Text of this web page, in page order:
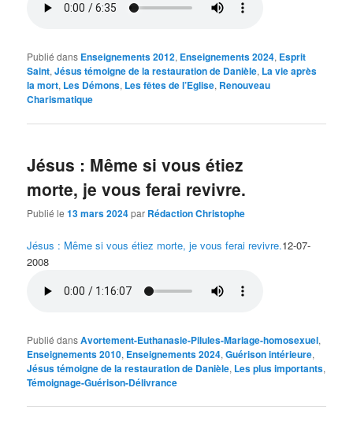
Publié dans Enseignements 2012, Enseignements 2024, Esprit
Saint,Jésus témoigne de la restauration de Danièle, La vie après
la mort, Les Démons, Les fêtes de l’Eglise, Renouveau
Charismatique
Jésus : Même si vous étiez
morte, je vous ferai revivre.
Publié le13 mars 2024par Rédaction Christophe
Jésus : Même si vous étiez morte, je vous ferai revivre.12-07-
2008
Publié dansAvortement-Euthanasie-Pilules-Mariage-homosexuel,
Enseignements 2010, Enseignements 2024,Guérison intérieure,
Jésus témoigne de la restauration de Danièle, Les plus importants,
Témoignage-Guérison-Délivrance